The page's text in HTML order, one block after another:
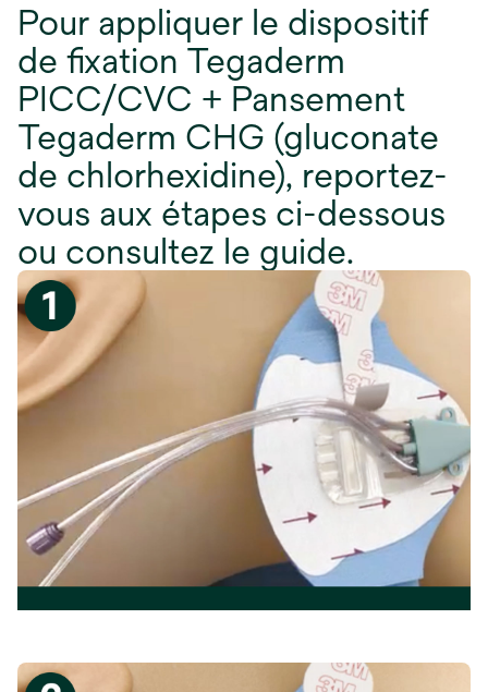
Pour appliquer le dispositif
de fixation Tegaderm
PICC/CVC + Pansement
Tegaderm CHG (gluconate
de chlorhexidine), reportez-
vous aux étapes ci-dessous
ou consultez le guide.